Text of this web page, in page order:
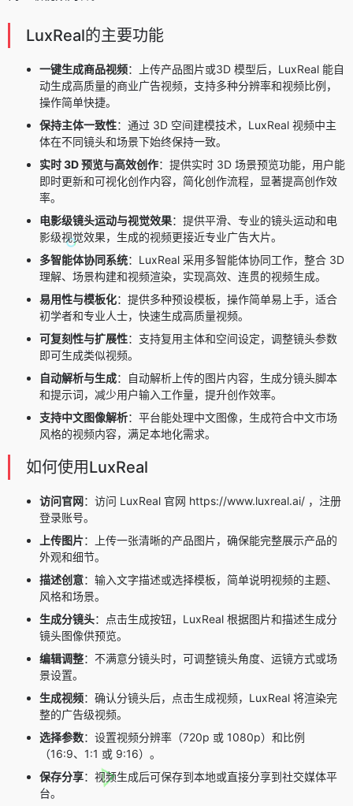
LuxReal的主要功能
一键生成商品视频：上传产品图片或3D 模型后，LuxReal 能自
动生成高质量的商业广告视频，支持多种分辨率和视频比例，
操作简单快捷。
保持主体一致性：通过 3D 空间建模技术，LuxReal 视频中主
体在不同镜头和场景下始终保持一致。
实时 3D 预览与高效创作：提供实时 3D 场景预览功能，用户能
即时更新和可视化创作内容，简化创作流程，显著提高创作效
率。
电影级镜头运动与视觉效果：提供平滑、专业的镜头运动和电
影级视觉效果，生成的视频更接近专业广告大片。
多智能体协同系统：LuxReal 采用多智能体协同工作，整合 3D
理解、场景构建和视频渲染，实现高效、连贯的视频生成。
易用性与模板化：提供多种预设模板，操作简单易上手，适合
初学者和专业人士，快速生成高质量视频。
可复刻性与扩展性：支持复用主体和空间设定，调整镜头参数
即可生成类似视频。
自动解析与生成：自动解析上传的图片内容，生成分镜头脚本
和提示词，减少用户输入工作量，提升创作效率。
支持中文图像解析：平台能处理中文图像，生成符合中文市场
风格的视频内容，满足本地化需求。
如何使用LuxReal
访问官网：访问 LuxReal 官网 https://www.luxreal.ai/ ，注册
登录账号。
上传图片：上传一张清晰的产品图片，确保能完整展示产品的
外观和细节。
描述创意：输入文字描述或选择模板，简单说明视频的主题、
风格和场景。
生成分镜头：点击生成按钮，LuxReal 根据图片和描述生成分
镜头图像供预览。
编辑调整：不满意分镜头时，可调整镜头角度、运镜方式或场
景设置。
生成视频：确认分镜头后，点击生成视频，LuxReal 将渲染完
整的广告级视频。
选择参数：设置视频分辨率（720p 或 1080p）和比例
（16:9、1:1 或 9:16）。
保存分享：视频生成后可保存到本地或直接分享到社交媒体平
台。